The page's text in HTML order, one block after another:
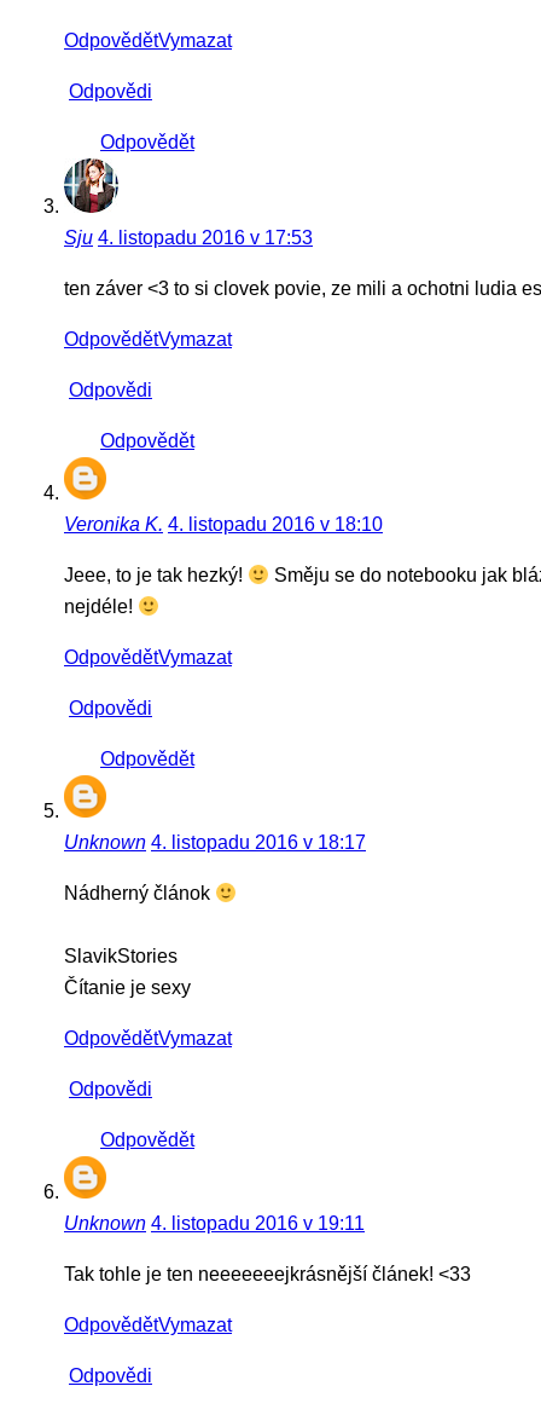
OdpovědětVymazat
Odpovědi
Odpovědět
Sju 4. listopadu 2016 v 17:53
ten záver <3 to si clovek povie, ze mili a ochotni ludia
OdpovědětVymazat
Odpovědi
Odpovědět
Veronika K. 4. listopadu 2016 v 18:10
Jeee, to je tak hezký!
Směju se do notebooku jak
nejdéle!
OdpovědětVymazat
Odpovědi
Odpovědět
Unknown 4. listopadu 2016 v 18:17
Nádherný článok
SlavikStories
Čítanie je sexy
OdpovědětVymazat
Odpovědi
Odpovědět
Unknown 4. listopadu 2016 v 19:11
Tak tohle je ten neeeeeeejkrásnější článek! <33
OdpovědětVymazat
Odpovědi